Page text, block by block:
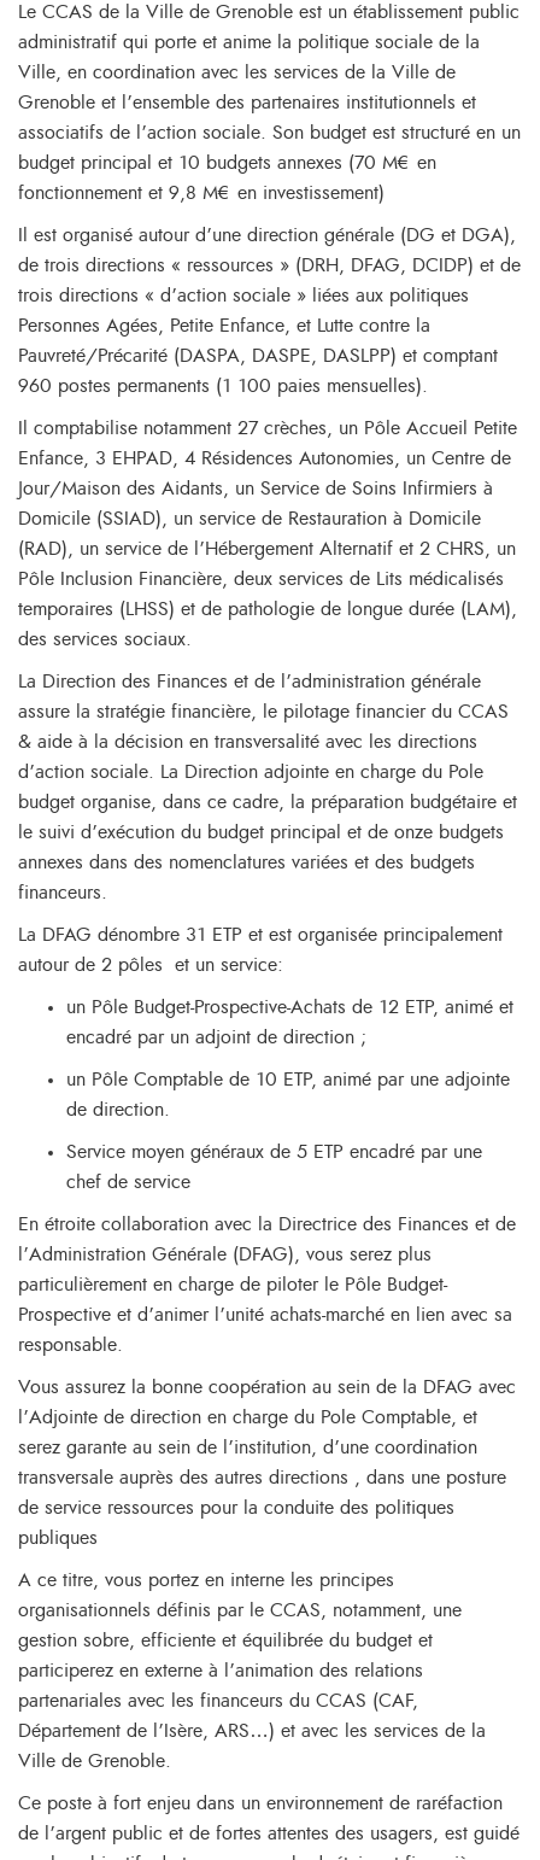
Le CCAS de la Ville de Grenoble est un établissement public
administratif qui porte et anime la politique sociale de la
Ville, en coordination avec les services de la Ville de
Grenoble et l’ensemble des partenaires institutionnels et
associatifs de l’action sociale. Son budget est structuré en un
budget principal et 10 budgets annexes (70 M€ en
fonctionnement et 9,8 M€ en investissement)
Il est organisé autour d’une direction générale (DG et DGA),
de trois directions « ressources » (DRH, DFAG, DCIDP) et de
trois directions « d’action sociale » liées aux politiques
Personnes Agées, Petite Enfance, et Lutte contre la
Pauvreté/Précarité (DASPA, DASPE, DASLPP) et comptant
960 postes permanents (1 100 paies mensuelles).
Il comptabilise notamment 27 crèches, un Pôle Accueil Petite
Enfance, 3 EHPAD, 4 Résidences Autonomies, un Centre de
Jour/Maison des Aidants, un Service de Soins Infirmiers à
Domicile (SSIAD), un service de Restauration à Domicile
(RAD), un service de l’Hébergement Alternatif et 2 CHRS, un
Pôle Inclusion Financière, deux services de Lits médicalisés
temporaires (LHSS) et de pathologie de longue durée (LAM),
des services sociaux.
La Direction des Finances et de l’administration générale
assure la stratégie financière, le pilotage financier du CCAS
& aide à la décision en transversalité avec les directions
d’action sociale. La Direction adjointe en charge du Pole
budget organise, dans ce cadre, la préparation budgétaire et
le suivi d’exécution du budget principal et de onze budgets
annexes dans des nomenclatures variées et des budgets
financeurs.
La DFAG dénombre 31 ETP et est organisée principalement
autour de 2 pôles et un service:
un Pôle Budget-Prospective-Achats de 12 ETP, animé et
encadré par un adjoint de direction ;
un Pôle Comptable de 10 ETP, animé par une adjointe
de direction.
Service moyen généraux de 5 ETP encadré par une
chef de service
En étroite collaboration avec la Directrice des Finances et de
l’Administration Générale (DFAG), vous serez plus
particulièrement en charge de piloter le Pôle Budget-
Prospective et d’animer l’unité achats-marché en lien avec sa
responsable.
Vous assurez la bonne coopération au sein de la DFAG avec
l’Adjointe de direction en charge du Pole Comptable, et
serez garante au sein de l’institution, d’une coordination
transversale auprès des autres directions , dans une posture
de service ressources pour la conduite des politiques
publiques
A ce titre, vous portez en interne les principes
organisationnels définis par le CCAS, notamment, une
gestion sobre, efficiente et équilibrée du budget et
participerez en externe à l’animation des relations
partenariales avec les financeurs du CCAS (CAF,
Département de l’Isère, ARS…) et avec les services de la
Ville de Grenoble.
Ce poste à fort enjeu dans un environnement de raréfaction
de l’argent public et de fortes attentes des usagers, est guidé